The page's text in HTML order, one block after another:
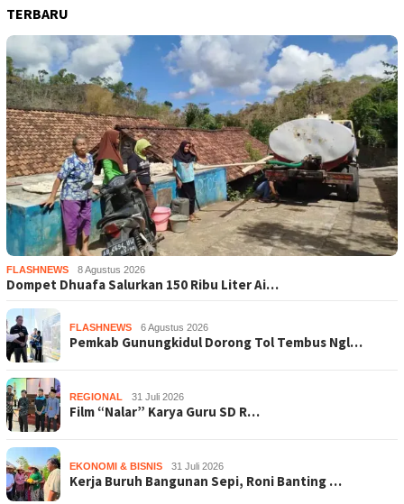
TERBARU
FLASHNEWS 8 Agustus 2026
Dompet Dhuafa Salurkan 150 Ribu Liter Ai…
FLASHNEWS 6 Agustus 2026
Pemkab Gunungkidul Dorong Tol Tembus Ngl…
REGIONAL 31 Juli 2026
Film “Nalar” Karya Guru SD R…
EKONOMI & BISNIS 31 Juli 2026
Kerja Buruh Bangunan Sepi, Roni Banting …